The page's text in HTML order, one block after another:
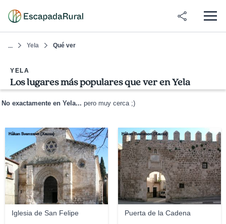
... Yela Qué ver
YELA
Los lugares más populares que ver en Yela
No exactamente en Yela... pero muy cerca ;)
Iglesia de San Felipe
Håkan Svensson (Xauxa)
Puerta de la Cadena
Håkan Svensson (Xauxa)